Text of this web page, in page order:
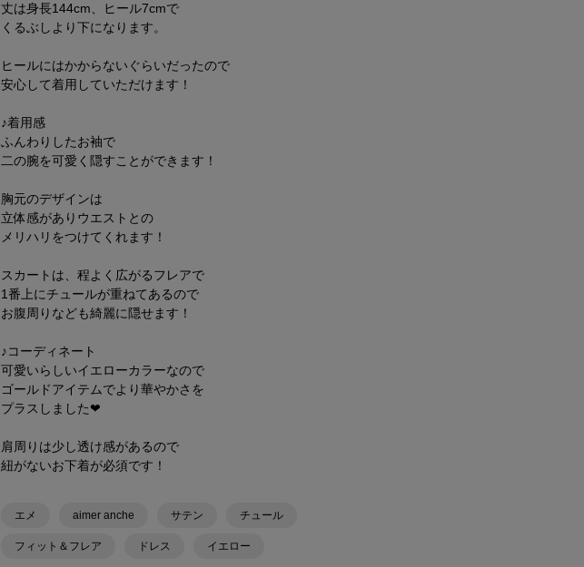
丈は身長144cm、ヒール7cmで
くるぶしより下になります。
ヒールにはかからないぐらいだったので
安心して着用していただけます！
♪着用感
ふんわりしたお袖で
二の腕を可愛く隠すことができます！
胸元のデザインは
立体感がありウエストとの
メリハリをつけてくれます！
スカートは、程よく広がるフレアで
1番上にチュールが重ねてあるので
お腹周りなども綺麗に隠せます！
♪コーディネート
可愛いらしいイエローカラーなので
ゴールドアイテムでより華やかさを
プラスしました❤︎
肩周りは少し透け感があるので
紐がないお下着が必須です！
エメ aimer anche サテン チュール
フィット＆フレア ドレス イエロー